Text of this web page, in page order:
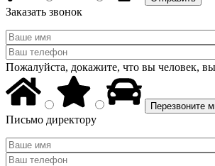
Заказать звонок
Пожалуйста, докажите, что вы человек,
Письмо директору